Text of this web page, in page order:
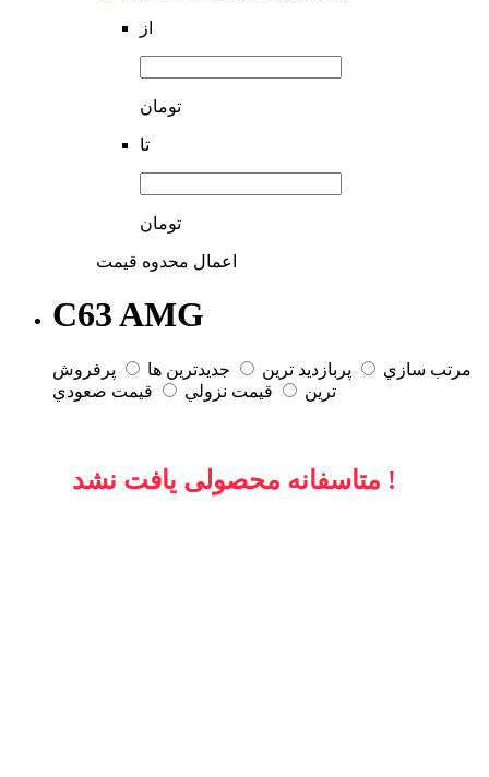
از
تومان
تا
تومان
اعمال محدوه قیمت
C63 AMG
مرتب سازي پربازديد ترين جديدترين ها
پرفروش
ترين
قيمت نزولي قيمت صعودي
متاسفانه محصولی یافت نشد !